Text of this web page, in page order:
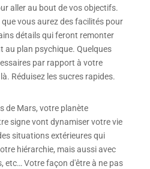
aller au bout de vos objectifs.
que vous aurez des facilités pour
détails qui feront remonter
au plan psychique. Quelques
par rapport à votre
Réduisez les sucres rapides.
de Mars, votre planète
signe vont dynamiser votre vie
situations extérieures qui
hiérarchie, mais aussi avec
etc… Votre façon d'être à ne pas